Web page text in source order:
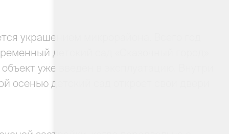
украшением микрорайона. Всего год
детский сад «Сказочный город»
уже введен в эксплуатацию. Внутри
осенью детский сад откроет свои двери